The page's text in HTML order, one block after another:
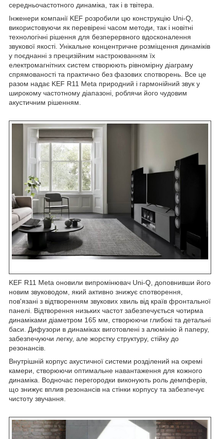
середньочастотного динаміка, так і в твітера.
Інженери компанії KEF розробили цю конструкцію Uni-Q,
використовуючи як перевірені часом методи, так і новітні
технологічні рішення для безперервного вдосконалення
звукової якості. Унікальне концентричне розміщення динаміків
у поєднанні з прецизійним настроюванням їх
електромагнітних систем створюють рівномірну діаграму
спрямованості та практично без фазових спотворень. Все це
разом надає KEF R11 Meta природний і гармонійний звук у
широкому частотному діапазоні, роблячи його чудовим
акустичним рішенням.
KEF R11 Meta оновили випромінювач Uni-Q, доповнивши його
новим звуководом, який активно знижує спотворення,
пов'язані з відтворенням звукових хвиль від країв фронтальної
панелі. Відтворення низьких частот забезпечується чотирма
динаміками діаметром 165 мм, створюючи глибокі та детальні
баси. Дифузори в динаміках виготовлені з алюмінію й паперу,
забезпечуючи легку, але жорстку структуру, стійку до
резонансів.
Внутрішній корпус акустичної системи розділений на окремі
камери, створюючи оптимальне навантаження для кожного
динаміка. Водночас перегородки виконують роль демпферів,
що знижує вплив резонансів на стінки корпусу та забезпечує
чистоту звучання.